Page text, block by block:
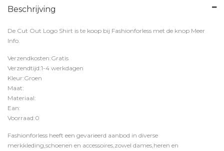
Beschrijving
De Cut Out Logo Shirt is te koop bij Fashionforless met de knop Meer
Info.
Verzendkosten:Gratis
Verzendtijd:1-4 werkdagen
Kleur:Groen
Maat:
Materiaal:
Ean:
Voorraad:0
Fashionforless heeft een gevarieerd aanbod in diverse
merkkleding,schoenen en accessoires,zowel dames,heren en